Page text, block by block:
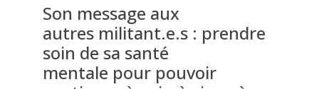
Son message aux
autres militant.e.s : prendre
soin de sa santé
mentale pour pouvoir